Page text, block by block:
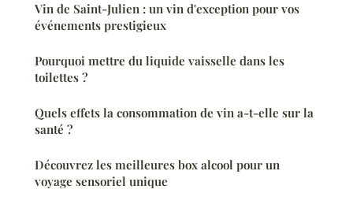
Vin de Saint-Julien : un vin d'exception pour vos
événements prestigieux
Pourquoi mettre du liquide vaisselle dans les
toilettes ?
Quels effets la consommation de vin a-t-elle sur la
santé ?
Découvrez les meilleures box alcool pour un
voyage sensoriel unique